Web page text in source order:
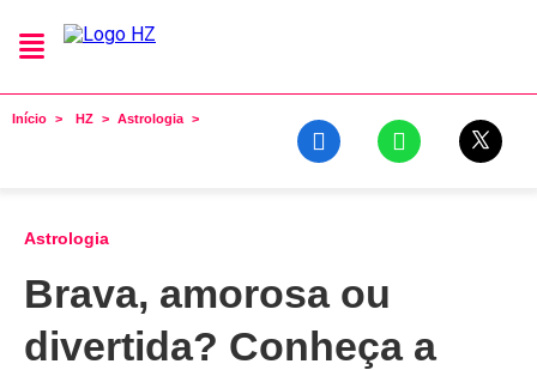
Início HZ Astrologia
Astrologia
Brava, amorosa ou
divertida? Conheça a